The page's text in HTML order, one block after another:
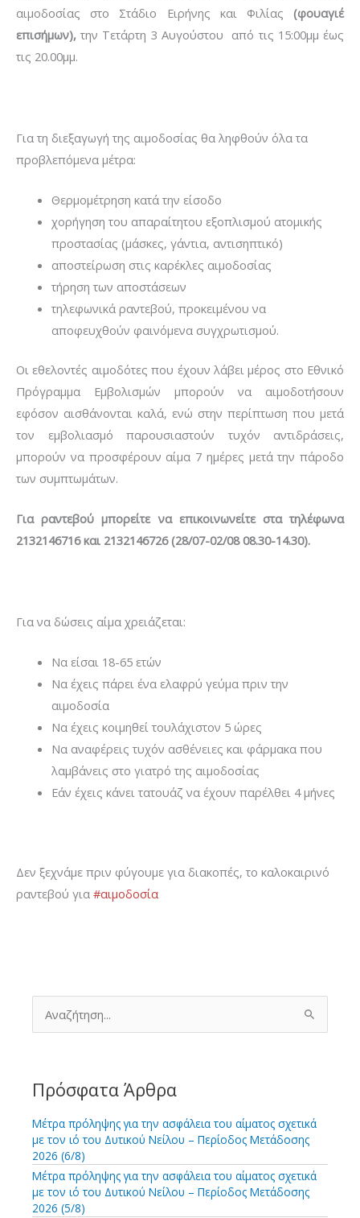
αιμοδοσίας στο Στάδιο Ειρήνης και Φιλίας (φουαγιέ
επισήμων), την Τετάρτη 3 Αυγούστου από τις 15:00μμ έως
τις 20.00μμ.
Για τη διεξαγωγή της αιμοδοσίας θα ληφθούν όλα τα
προβλεπόμενα μέτρα:
Θερμομέτρηση κατά την είσοδο
χορήγηση του απαραίτητου εξοπλισμού ατομικής
προστασίας (μάσκες, γάντια, αντισηπτικό)
αποστείρωση στις καρέκλες αιμοδοσίας
τήρηση των αποστάσεων
τηλεφωνικά ραντεβού, προκειμένου να
αποφευχθούν φαινόμενα συγχρωτισμού.
Οι εθελοντές αιμοδότες που έχουν λάβει μέρος στο Εθνικό
Πρόγραμμα Εμβολισμών μπορούν να αιμοδοτήσουν
εφόσον αισθάνονται καλά, ενώ στην περίπτωση που μετά
τον εμβολιασμό παρουσιαστούν τυχόν αντιδράσεις,
μπορούν να προσφέρουν αίμα 7 ημέρες μετά την πάροδο
των συμπτωμάτων.
Για ραντεβού μπορείτε να επικοινωνείτε στα τηλέφωνα
2132146716 και 2132146726 (28/07-02/08 08.30-14.30).
Για να δώσεις αίμα χρειάζεται:
Να είσαι 18-65 ετών
Να έχεις πάρει ένα ελαφρύ γεύμα πριν την
αιμοδοσία
Να έχεις κοιμηθεί τουλάχιστον 5 ώρες
Να αναφέρεις τυχόν ασθένειες και φάρμακα που
λαμβάνεις στο γιατρό της αιμοδοσίας
Εάν έχεις κάνει τατουάζ να έχουν παρέλθει 4 μήνες
Δεν ξεχνάμε πριν φύγουμε για διακοπές, το καλοκαιρινό
ραντεβού για #αιμοδοσία
α
τ
η
η
γ
ι
α
Πρόσφατα Άρθρα
Μέτρα πρόληψης για την ασφάλεια του αίματος σχετικά
με τον ιό του Δυτικού Νείλου – Περίοδος Μετάδοσης
2026 (6/8)
Μέτρα πρόληψης για την ασφάλεια του αίματος σχετικά
με τον ιό του Δυτικού Νείλου – Περίοδος Μετάδοσης
2026 (5/8)